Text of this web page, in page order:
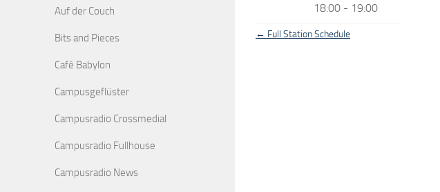
18:00 - 19:00
← Full Station Schedule
Auf der Couch
Bits and Pieces
Café Babylon
Campusgeflüster
Campusradio Crossmedial
Campusradio Fullhouse
Campusradio News